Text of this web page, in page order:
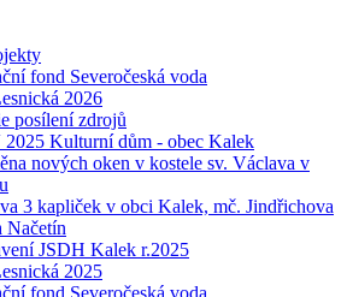
fond Severočeská voda
2026
posílení zdrojů
2025 Kulturní dům - obec Kalek
nových oken v kostele sv. Václava v
3 kapliček v obci Kalek, mč. Jindřichova
Načetín
JSDH Kalek r.2025
2025
fond Severočeská voda